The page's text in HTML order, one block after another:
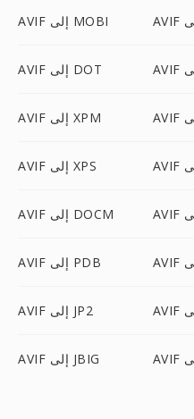
AVIF إلى MOBI
AVIF إلى DOT
AVIF إلى XPM
AVIF إلى XPS
AVIF إلى DOCM
AVIF إلى PDB
AVIF إلى JP2
AVIF إلى JBIG